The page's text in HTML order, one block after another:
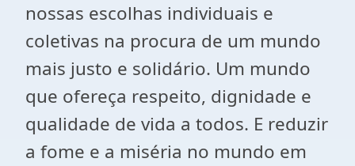
nossas escolhas individuais e
coletivas na procura de um mundo
mais justo e solidário. Um mundo
que ofereça respeito, dignidade e
qualidade de vida a todos. E reduzir
a fome e a miséria no mundo em